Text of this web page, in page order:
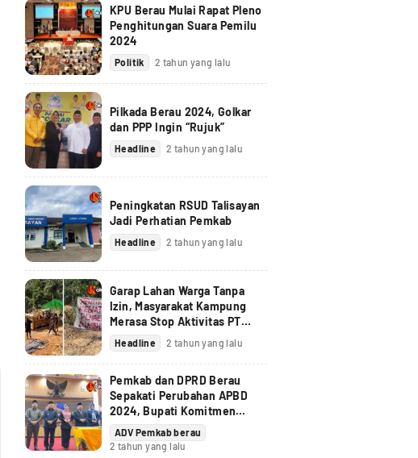
KPU Berau Mulai Rapat Pleno
Penghitungan Suara Pemilu
2024
Politik 2 tahun yang lalu
Pilkada Berau 2024, Golkar
dan PPP Ingin “Rujuk”
Headline 2 tahun yang lalu
Peningkatan RSUD Talisayan
Jadi Perhatian Pemkab
Headline 2 tahun yang lalu
Garap Lahan Warga Tanpa
Izin, Masyarakat Kampung
Merasa Stop Aktivitas PT
Berau Coal
Headline 2 tahun yang lalu
Pemkab dan DPRD Berau
Sepakati Perubahan APBD
2024, Bupati Komitmen
Tindak Lanjuti Pandangan
Fraksi
ADV Pemkab berau
2 tahun yang lalu